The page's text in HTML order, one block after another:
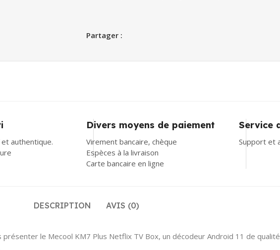
Partager :
authentique.
Divers moyens de paiement
Virement bancaire, chèque
Espèces à la livraison
Carte bancaire en ligne
Service
Support et
DESCRIPTION AVIS (0)
le Mecool KM7 Plus Netflix TV Box, un décodeur Android 11 de